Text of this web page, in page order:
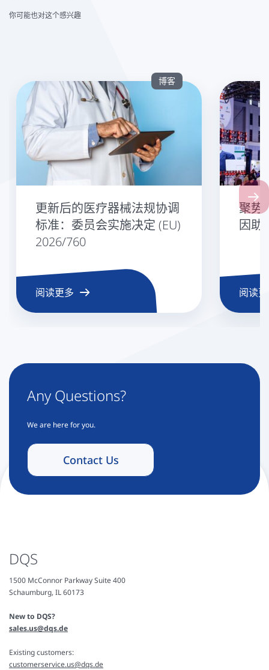
你可能也对这个感兴趣
博客
更新后的医疗器械法规协调
标准：委员会实施决定 (EU)
2026/760
阅读更多
聚势
因助
阅读
Any Questions?
We are here for you.
Contact Us
DQS
1500 McConnor Parkway Suite 400
Schaumburg, IL 60173
New to DQS?
sales.us@dqs.de
Existing customers:
customerservice.us@dqs.de